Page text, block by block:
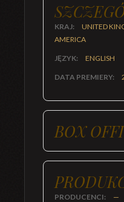
KRAJ:
UNITED
AMERICA
JĘZYK: ENGLISH
DATA PREMIERY:
BOX
PRODUCENCI: —